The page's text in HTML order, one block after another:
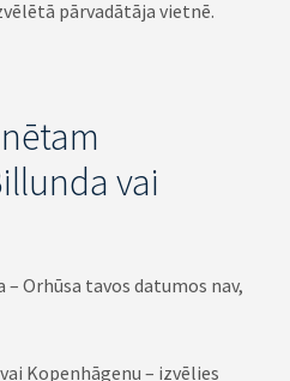
pārvadātāja vietnē.
vai
– Orhūsa tavos datumos nav,
Kopenhāgenu – izvēlies